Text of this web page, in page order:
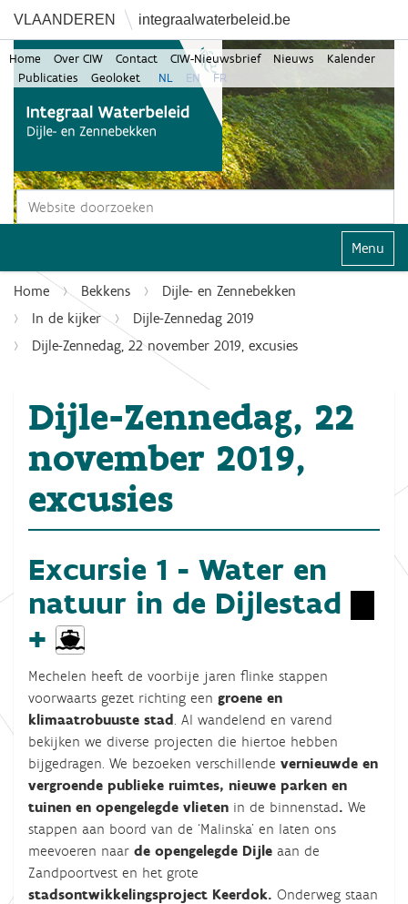
VLAANDEREN integraalwaterbeleid.be
Zoek
Home Over CIW Contact CIW-Nieuwsbrief Nieuws
Kalender
Publicaties
Geoloket NL EN FR
Klap
Home Bekkens
Dijle- en Zennebekken
In de kijker
Dijle-Zennedag 2019
Dijle-Zennedag, 22 november 2019, excusies
Dijle-Zennedag, 22
november 2019,
excusies
Excursie 1 - Water en
natuur in de Dijlestad
+
Mechelen heeft de voorbije jaren flinke stappen
voorwaarts gezet richting een groene en
klimaatrobuuste stad . Al wandelend en varend
bekijken we diverse projecten die hiertoe hebben
bijgedragen. We bezoeken verschillende vernieuwde en
vergroende publieke ruimtes, nieuwe parken en
tuinen en opengelegde vlieten in de binnenstad. We
stappen aan boord van de ‘Malinska’ en laten ons
meevoeren naar de opengelegde Dijle aan de
Zandpoortvest en het grote
stadsontwikkelingsproject Keerdok. Onderweg staan